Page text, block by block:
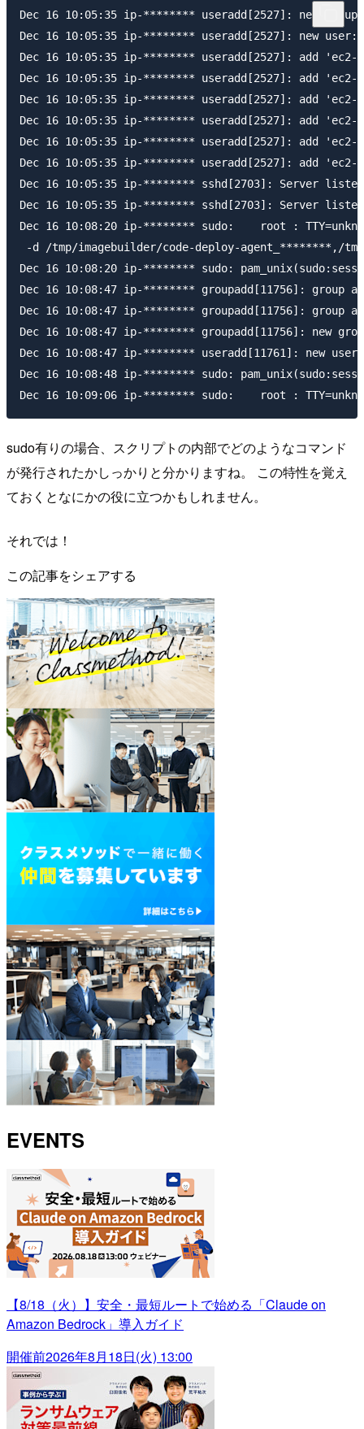
Dec 16 10:05:35 ip-******** useradd[2527]: new group:
Dec 16 10:05:35 ip-******** useradd[2527]: new user:
Dec 16 10:05:35 ip-******** useradd[2527]: add
Dec 16 10:05:35 ip-******** useradd[2527]: add
Dec 16 10:05:35 ip-******** useradd[2527]: add
Dec 16 10:05:35 ip-******** useradd[2527]: add 'ec2-
Dec 16 10:05:35 ip-******** useradd[2527]: add 'ec2-
Dec 16 10:05:35 ip-******** useradd[2527]: add
Dec 16 10:05:35 ip-******** sshd[2703]: Server
Dec 16 10:05:35 ip-******** sshd[2703]: Server
Dec 16 10:08:20 ip-******** sudo:    root : TTY=unknown
-d /tmp/imagebuilder/code-deploy-agent_********,/
Dec 16 10:08:20 ip-******** sudo:
Dec 16 10:08:47 ip-******** groupadd[11756]: group
Dec 16 10:08:47 ip-******** groupadd[11756]: group
Dec 16 10:08:47 ip-******** groupadd[11756]: new
Dec 16 10:08:47 ip-******** useradd[11761]: new
Dec 16 10:08:48 ip-******** sudo:
sudo有りの場合、スクリプトの内部でどのようなコマンド
が発行されたかしっかりと分かりますね。 この特性を覚え
ておくとなにかの役に立つかもしれません。
それでは！
この記事をシェアする
EVENTS
【8/18（火）】安全・最短ルートで始める「Claude on
Amazon Bedrock」導入ガイド
開催前2026年8月18日(火) 13:00